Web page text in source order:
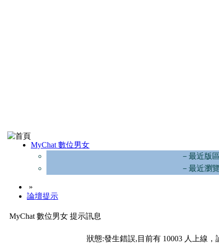
MyChat 數位男女
－最近版
－最近瀏
»
論壇提示
MyChat 數位男女 提示訊息
狀態:發生錯誤,目前有 10003 人上線